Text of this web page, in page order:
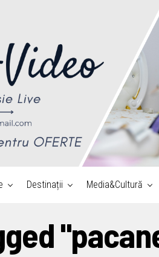
Destinații Media&Cultură